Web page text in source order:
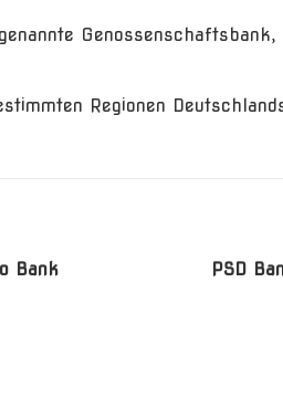
Genossenschaftsbank,
Regionen
Bank PSD